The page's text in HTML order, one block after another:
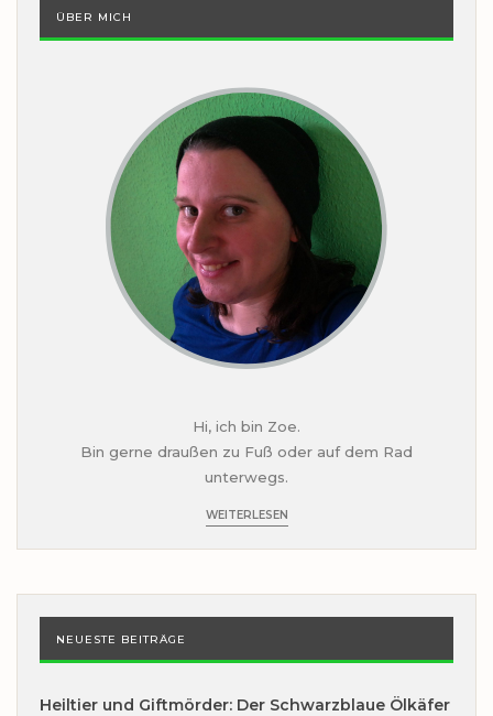
ÜBER MICH
Hi, ich bin Zoe.
Bin gerne draußen zu Fuß oder auf dem Rad
unterwegs.
WEITERLESEN
NEUESTE BEITRÄGE
Heiltier und Giftmörder: Der Schwarzblaue Ölkäfer